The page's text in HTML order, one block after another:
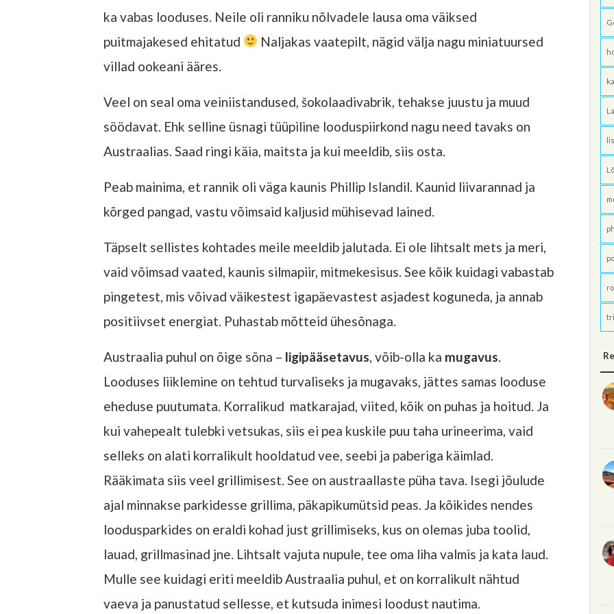
ka vabas looduses. Neile oli ranniku nõlvadele lausa oma väiksed
puitmajakesed ehitatud
Naljakas vaatepilt, nägid välja nagu miniatuursed
villad ookeani ääres.
Veel on seal oma veiniistandused, šokolaadivabrik, tehakse juustu ja muud
söödavat. Ehk selline üsnagi tüüpiline looduspiirkond nagu need tavaks on
Austraalias. Saad ringi käia, maitsta ja kui meeldib, siis osta.
Peab mainima, et rannik oli väga kaunis Phillip Islandil. Kaunid liivarannad ja
kõrged pangad, vastu võimsaid kaljusid mühisevad lained.
Täpselt sellistes kohtades meile meeldib jalutada. Ei ole lihtsalt mets ja meri,
vaid võimsad vaated, kaunis silmapiir, mitmekesisus. See kõik kuidagi vabastab
pingetest, mis võivad väikestest igapäevastest asjadest koguneda, ja annab
positiivset energiat. Puhastab mõtteid ühesõnaga.
Austraalia puhul on õige sõna – ligipääsetavus, võib-olla ka mugavus.
Looduses liiklemine on tehtud turvaliseks ja mugavaks, jättes samas looduse
eheduse puutumata. Korralikud matkarajad, viited, kõik on puhas ja hoitud. Ja
kui vahepealt tulebki vetsukas, siis ei pea kuskile puu taha urineerima, vaid
selleks on alati korralikult hooldatud vee, seebi ja paberiga käimlad.
Rääkimata siis veel grillimisest. See on austraallaste püha tava. Isegi jõulude
ajal minnakse parkidesse grillima, päkapikumütsid peas. Ja kõikides nendes
loodusparkides on eraldi kohad just grillimiseks, kus on olemas juba toolid,
lauad, grillmasinad jne. Lihtsalt vajuta nupule, tee oma liha valmis ja kata laud.
Mulle see kuidagi eriti meeldib Austraalia puhul, et on korralikult nähtud
vaeva ja panustatud sellesse, et kutsuda inimesi loodust nautima.